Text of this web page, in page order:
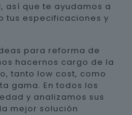
así que te ayudamos a
tus especificaciones y
para reforma de
hacernos cargo de la
tanto low cost, como
gama. En todos los
y analizamos sus
mejor solución